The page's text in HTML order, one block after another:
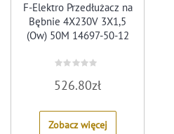
F-Elektro Przedłużacz na
Bębnie 4X230V 3X1,5
(Ow) 50M 14697-50-12
0
out
5
526.80zł
Zobacz więcej